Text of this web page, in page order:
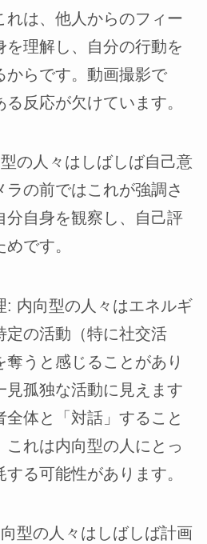
れは、他人からのフィー
を理解し、自分の行動を
からです。動画撮影で
反応が欠けています。
の人々はしばしば自己意
の前ではこれが強調さ
分自身を観察し、自己評
です。
: 内向型の人々はエネルギ
定の活動（特に社交活
うと感じることがあり
見孤独な活動に見えます
体と「対話」すること
これは内向型の人にとっ
る可能性があります。
型の人々はしばしば計画